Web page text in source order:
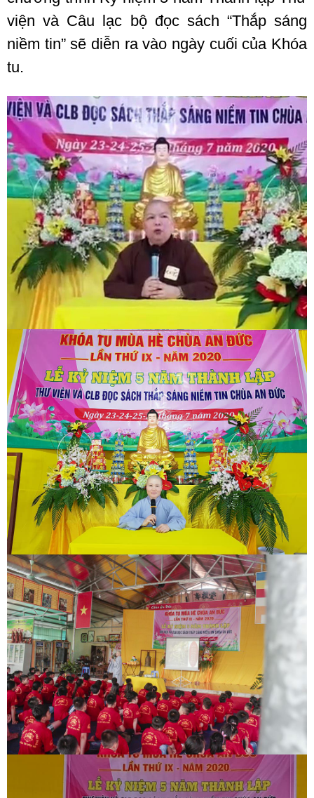
viện và Câu lạc bộ đọc sách “Thắp sáng
niềm tin” sẽ diễn ra vào ngày cuối của Khóa
tu.